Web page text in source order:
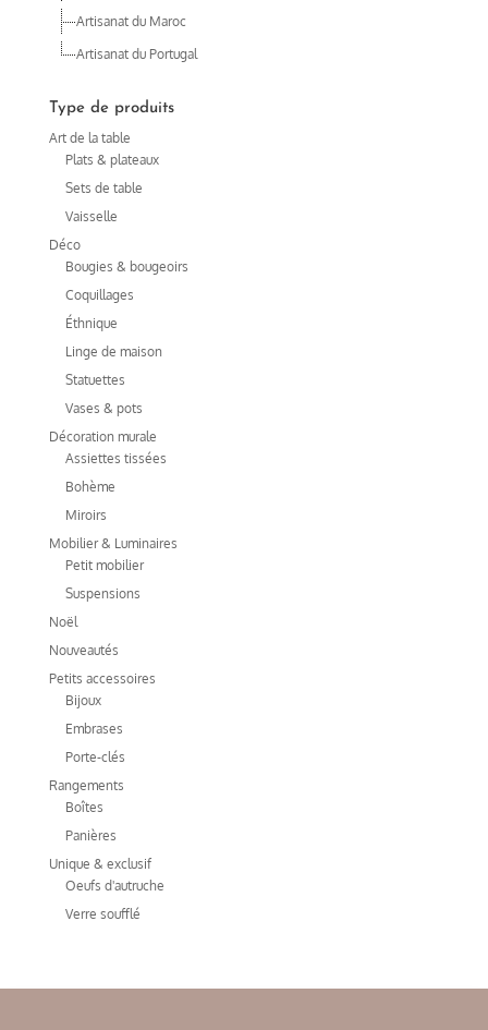
Artisanat du Maroc
Artisanat du Portugal
Type de produits
Art de la table
Plats & plateaux
Sets de table
Vaisselle
Déco
Bougies & bougeoirs
Coquillages
Éthnique
Linge de maison
Statuettes
Vases & pots
Décoration murale
Assiettes tissées
Bohème
Miroirs
Mobilier & Luminaires
Petit mobilier
Suspensions
Noël
Nouveautés
Petits accessoires
Bijoux
Embrases
Porte-clés
Rangements
Boîtes
Panières
Unique & exclusif
Oeufs d'autruche
Verre soufflé